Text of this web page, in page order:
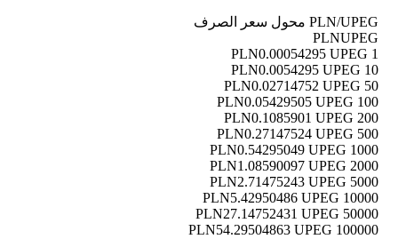
PLN/UPEG محول سعر الصرف
PLNUPEG
1 PLN
0.00054295 UPEG
10 PLN
0.0054295 UPEG
50 PLN
0.02714752 UPEG
100 PLN
0.05429505 UPEG
200 PLN
0.1085901 UPEG
500 PLN
0.27147524 UPEG
1000 PLN
0.54295049 UPEG
2000 PLN
1.08590097 UPEG
5000 PLN
2.71475243 UPEG
10000 PLN
5.42950486 UPEG
50000 PLN
27.14752431 UPEG
100000 PLN
54.29504863 UPEG